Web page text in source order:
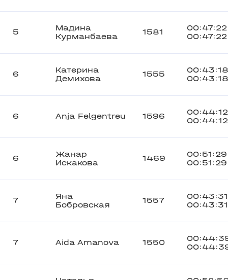
5
Мадина
Курманбаева
1581
00:47:22
00:47:22
6
Катерина
Демихова
1555
00:43:18
00:43:18
6 Anja Felgentreu 1596
00:44:12
00:44:12
6
Жанар
Искакова
1469
00:51:29
00:51:29
7
Яна
Бобровская
1557
00:43:31
00:43:31
7 Aida Amanova 1550